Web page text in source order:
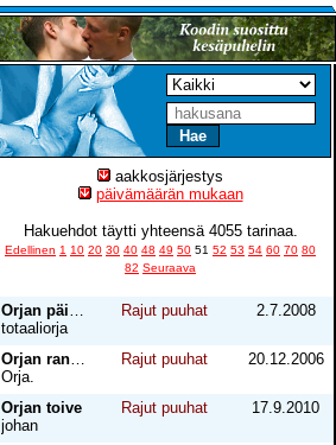
aakkosjärjestys
päivämäärän mukaan
Hakuehdot täytti yhteensä 4055 tarinaa.
Edellinen 1 10 20 30 40 48 49 50 51 52 53 54 60 70 80
82 Seuraava
totaaliorja
Rajut puuhat 2.7.2008
Orja.
Rajut puuhat 20.12.2006
Orjan toive
johan
Rajut puuhat 17.9.2010